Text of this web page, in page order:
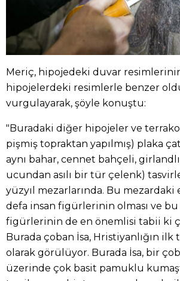
Meriç, hipojedeki duvar
hipojelerdeki resimlerle benzer
vurgulayarak, şöyle konuştu:
"Buradaki diğer hipojeler ve
pişmiş topraktan yapılmış) plaka
aynı bahar, cennet bahçeli,
ucundan asılı bir tür çelenk)
yüzyıl mezarlarında. Bu mezardaki
defa insan figürlerinin olması ve bu
figürlerinin de en önemlisi tabii ki
Burada çoban İsa, Hristiyanlığın
olarak görülüyor. Burada İsa, bir
üzerinde çok basit pamuklu